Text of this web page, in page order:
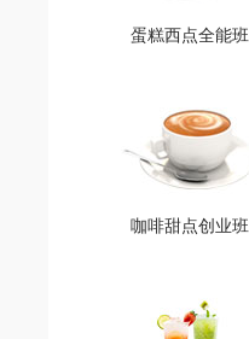
蛋糕西点全能班
蛋糕西点全能班
火爆的专业
咖啡甜点创业班